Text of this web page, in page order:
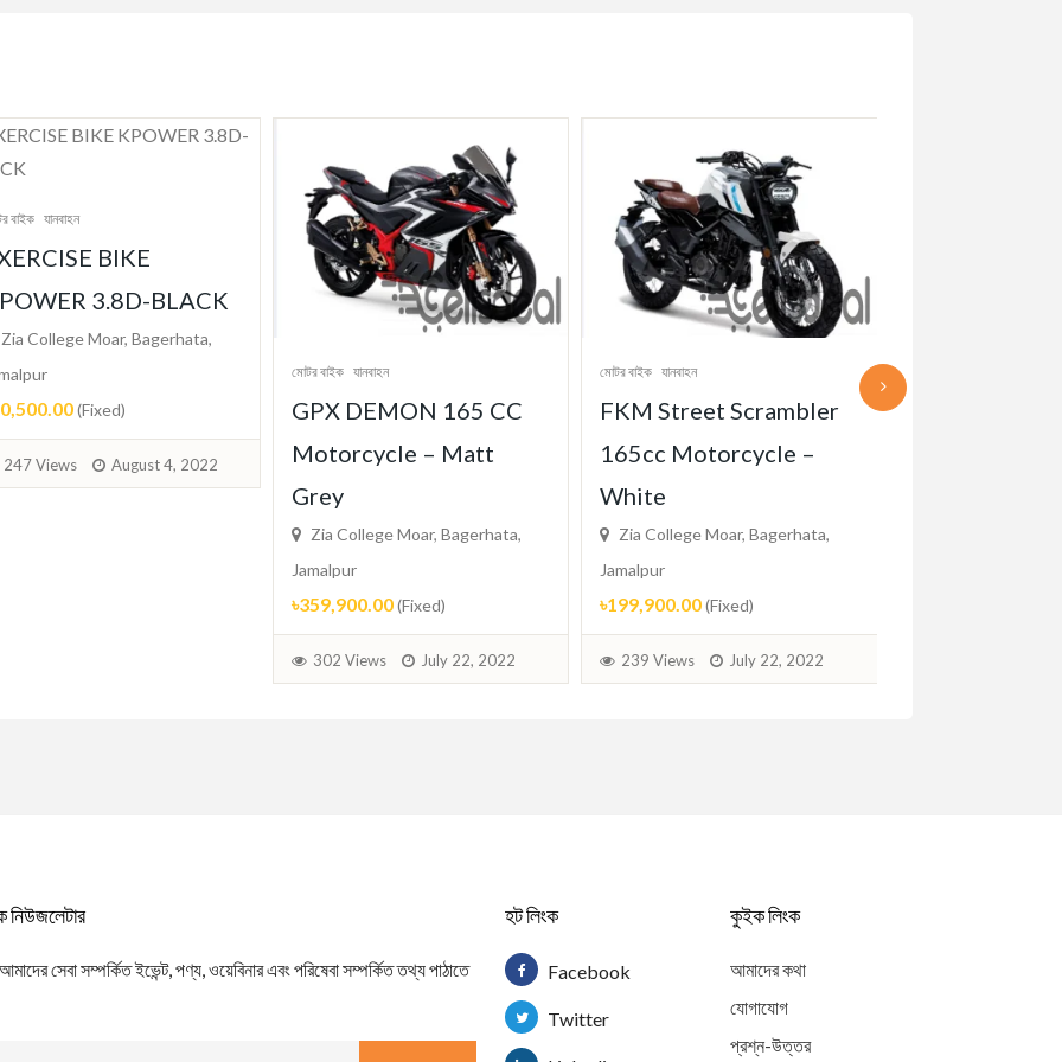
বাইক যানবাহন
BIKE
3.8D-BLACK
Zia College Moar, Bagerhata,
(Fixed)
247 Views August 4, 2022
মোটর বাইক যানবাহন
GPX DEMON 165 CC
Motorcycle – Matt
Grey
Zia College Moar, Bagerhata,
Jamalpur
৳359,900.00(Fixed)
302 Views July 22, 2022
মোটর বাইক যানবাহন
FKM Street Scrambler
165cc Motorcycle –
White
Zia College Moar, Bagerhata,
Jamalpur
৳199,900.00(Fixed)
239 Views July 22, 2022
নিউজলেটার
সেবা সম্পর্কিত ইভেন্ট, পণ্য, ওয়েবিনার এবং পরিষেবা সম্পর্কিত তথ্য পাঠাতে
হট লিংক
Facebook
Twitter
কুইক লিংক
আমাদের কথা
যোগাযোগ
প্রশ্ন-উত্তর